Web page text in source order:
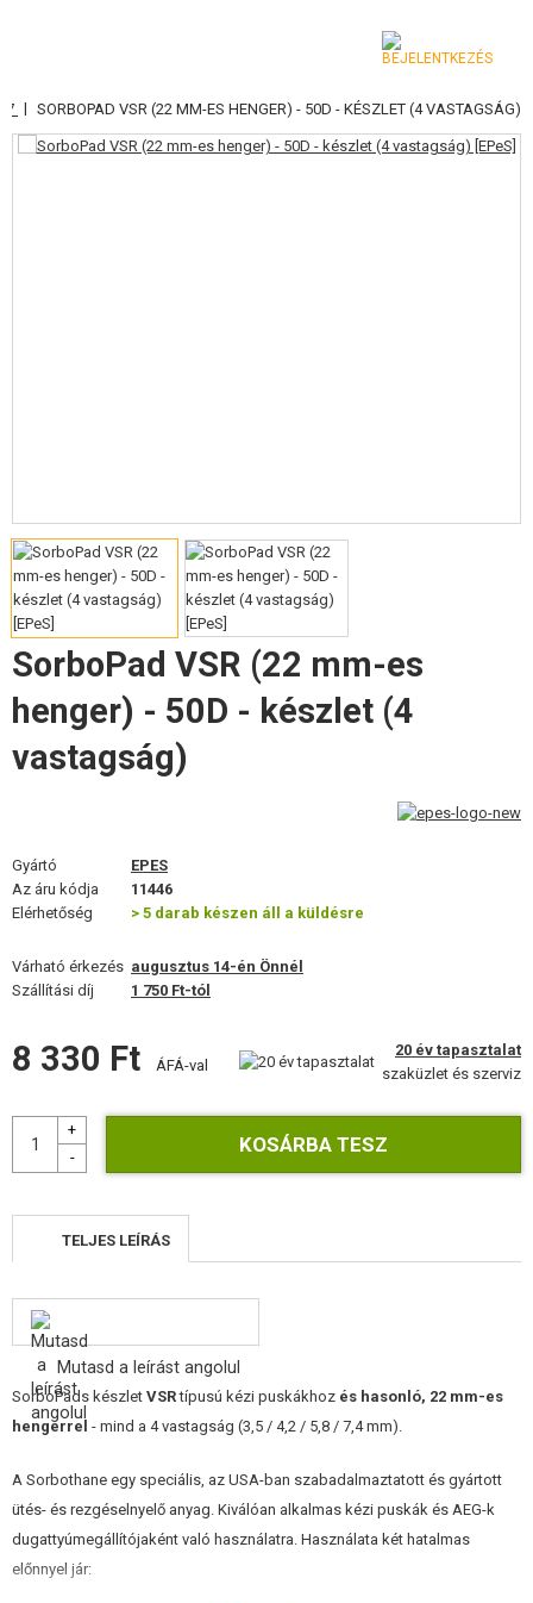
KATEGÓRIA
FELSZERELÉS, EGYENRUHA, TOKOK
ÁLCÁZÁS, FESTÉK, SZALAG
RÁDIÓS, FEJHALLGATÓ, KAMERÁK
KIEGÉSZÍTŐK, HORDSZÍJAK
PÓTALKATRÉSZEK FEGYVEREKHEZ
ÖNVÉDELMI FELSZERELÉSEK, KÉPZÉS, KÉSEK
CÉLOK, LŐLAP
OUTDOOR, BUSHCRAFT
REKLÁM TÁRGYAK
HÍREK
KEDVEZMÉNYEK
ELÉRHETŐSÉG
| SORBOPAD VSR (22 MM-ES HENGER) - 50D - KÉSZLET (4 VASTAGSÁG)
SorboPad VSR (22 mm-es
henger) - 50D - készlet (4
vastagság)
Gyártó
EPES
Az áru kódja
11446
Elérhetőség
> 5 darab készen áll a küldésre
Várható érkezés augusztus 14-én Önnél
Szállítási díj
1 750 Ft-tól
8 330 Ft ÁFÁ-val
20 év tapasztalat
szaküzlet és szerviz
TELJES LEÍRÁS
Mutasd a leírást angolul
SorboPads készlet VSRtípusú kézi puskákhoz és hasonló, 22 mm-es
hengerrel - mind a 4 vastagság (3,5 / 4,2 / 5,8 / 7,4 mm).
A Sorbothane egy speciális, az USA-ban szabadalmaztatott és gyártott
ütés- és rezgéselnyelő anyag. Kiválóan alkalmas kézi puskák és AEG-k
dugattyúmegállítójaként való használatra. Használata két hatalmas
előnnyel jár: